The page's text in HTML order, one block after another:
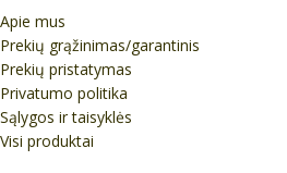
Apie mus
Prekių grąžinimas/garantinis
Prekių pristatymas
Privatumo politika
Sąlygos ir taisyklės
Visi produktai